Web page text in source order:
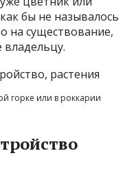
бы не называлось
на существование,
владельцу.
горке или в роккарии